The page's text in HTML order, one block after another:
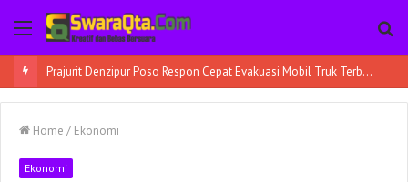
Menu
Prajurit Denzipur Poso Respon Cepat Evakuasi Mobil Truk Terbalik
Home / Ekonomi
Ekonomi